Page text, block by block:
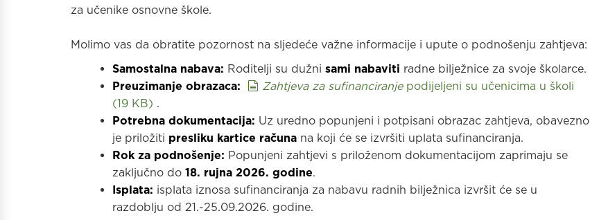
za učenike osnovne škole.
Molimo vas da obratite pozornost na sljedeće važne informacije i upute o podnošenju zahtjeva:
Samostalna nabava: Roditelji su dužni sami nabaviti radne bilježnice za svoje školarce.
Preuzimanje obrazaca:
document
Zahtjeva za sufinanciranjepodijeljeni su učenicima u školi
(19 KB) .
Potrebna dokumentacija: Uz uredno popunjeni i potpisani obrazac zahtjeva, obavezno
je priložiti presliku kartice računa na koji će se izvršiti uplata sufinanciranja.
Rok za podnošenje: Popunjeni zahtjevi s priloženom dokumentacijom zaprimaju se
zaključno do 18. rujna 2026. godine.
Isplata: isplata iznosa sufinanciranja za nabavu radnih bilježnica izvršit će se u
razdoblju od 21.-25.09.2026. godine.